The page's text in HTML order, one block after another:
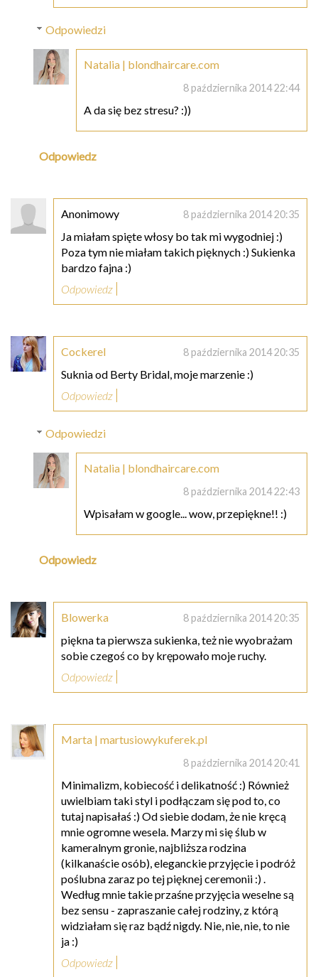
Odpowiedzi
Natalia | blondhaircare.com
8 października 2014 22:44
A da się bez stresu? :))
Odpowiedz
Anonimowy 8 października 2014 20:35
Ja miałam spięte włosy bo tak mi wygodniej :)
Poza tym nie miałam takich pięknych :) Sukienka
bardzo fajna :)
Odpowiedz
Cockerel 8 października 2014 20:35
Suknia od Berty Bridal, moje marzenie :)
Odpowiedz
Odpowiedzi
Natalia | blondhaircare.com
8 października 2014 22:43
Wpisałam w google... wow, przepiękne!! :)
Odpowiedz
Blowerka 8 października 2014 20:35
piękna ta pierwsza sukienka, też nie wyobrażam
sobie czegoś co by krępowało moje ruchy.
Odpowiedz
Marta | martusiowykuferek.pl
8 października 2014 20:41
Minimalizm, kobiecość i delikatność :) Również
uwielbiam taki styl i podłączam się pod to, co
tutaj napisałaś :) Od siebie dodam, że nie kręcą
mnie ogromne wesela. Marzy mi się ślub w
kameralnym gronie, najbliższa rodzina
(kilkanaście osób), eleganckie przyjęcie i podróż
poślubna zaraz po tej pięknej ceremonii :) .
Według mnie takie przaśne przyjęcia weselne są
bez sensu - zapraszanie całej rodziny, z którą
widziałam się raz bądź nigdy. Nie, nie, nie, to nie
ja :)
Odpowiedz